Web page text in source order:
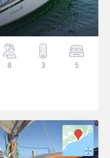
8 3 5